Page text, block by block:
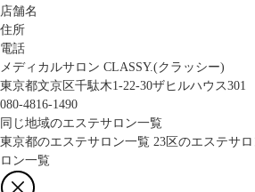
店舗名
住所
電話
メディカルサロン CLASSY.(クラッシー)
東京都文京区千駄木1-22-30ザヒルハウス301
080-4816-1490
同じ地域のエステサロン一覧
東京都のエステサロン一覧 23区のエステサ
ロン一覧